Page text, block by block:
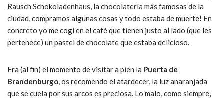
Rausch Schokoladenhaus, la chocolatería más famosas de la
ciudad, compramos algunas cosas y todo estaba de muerte! En
concreto yo me cogí en el café que tienen justo al lado (que les
pertenece) un pastel de chocolate que estaba delicioso.
Era (al fin) el momento de visitar a pien la Puerta de
Brandenburgo, os recomendo el atardecer, la luz anaranjada
que se cuela por sus arcos es preciosa. Lo malo, como siempre,